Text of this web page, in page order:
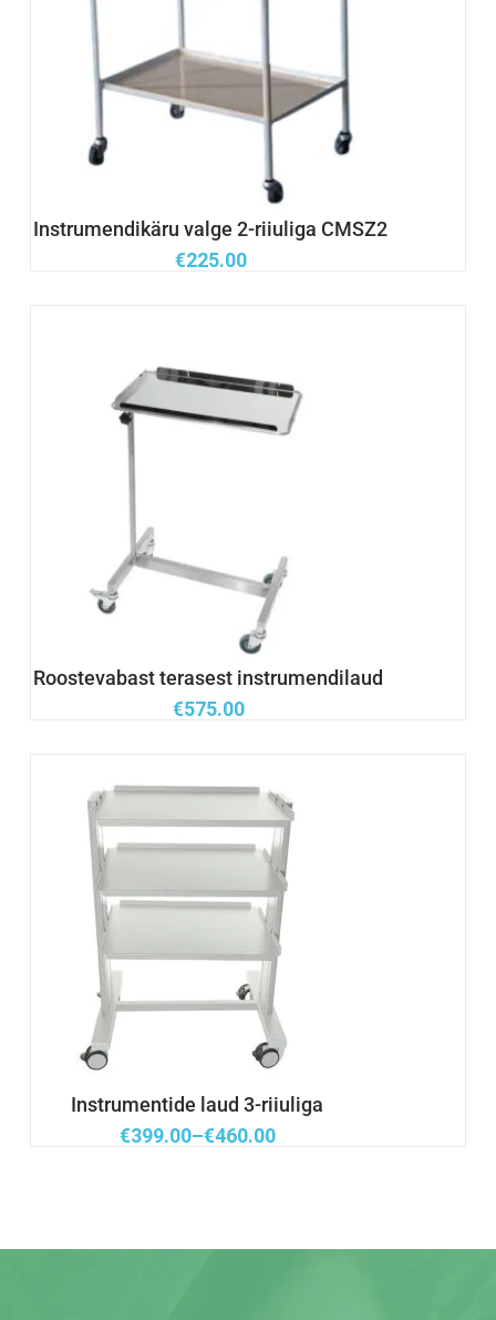
Instrumendikäru valge 2-riiuliga CMSZ2
€225.00
Roostevabast terasest instrumendilaud
€575.00
Instrumentide laud 3-riiuliga
€399.00–€460.00